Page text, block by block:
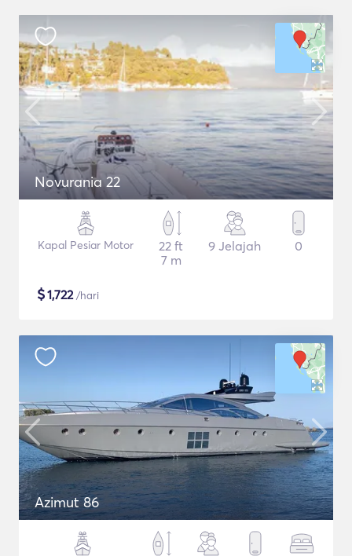
Novurania 22
Kapal Pesiar Motor
22 ft
7 m
9 Jelajah 0
$1,722/hari
Azimut 86